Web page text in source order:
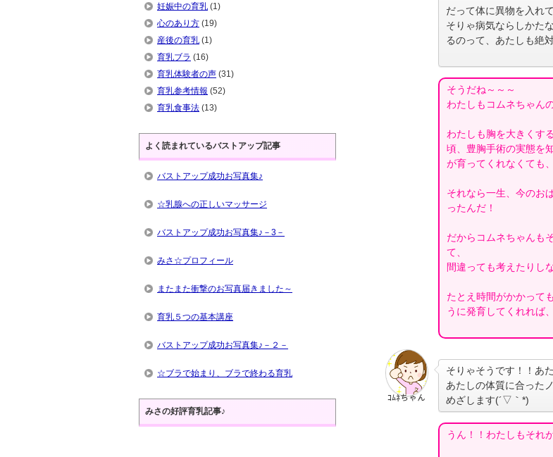
だって体に異物を入れ
そりゃ病気ならしかた
るのって、あたしも絶
そうだね～～～
わたしもコムネちゃん
わたしも胸を大きくす
頃、豊胸手術の実態を
が育ってくれなくても
それなら一生、今のお
ったんだ！
だからコムネちゃんも
て、
間違っても考えたりし
たとえ時間がかかって
うに発育してくれれば
ｺﾑﾈちゃん
そりゃそうです！！あ
あたしの体質に合った
めざします(´▽｀*)
うん！！わたしもそれ
妊娠中の育乳 (1)
心のあり方 (19)
産後の育乳 (1)
育乳ブラ (16)
育乳体験者の声 (31)
育乳参考情報 (52)
育乳食事法 (13)
よく読まれているバストアップ記事
バストアップ成功お写真集♪
☆乳腺への正しいマッサージ
バストアップ成功お写真集♪－3－
みさ☆プロフィール
またまた衝撃のお写真届きました～
育乳５つの基本講座
バストアップ成功お写真集♪－２－
☆ブラで始まり、ブラで終わる育乳
みさの好評育乳記事♪